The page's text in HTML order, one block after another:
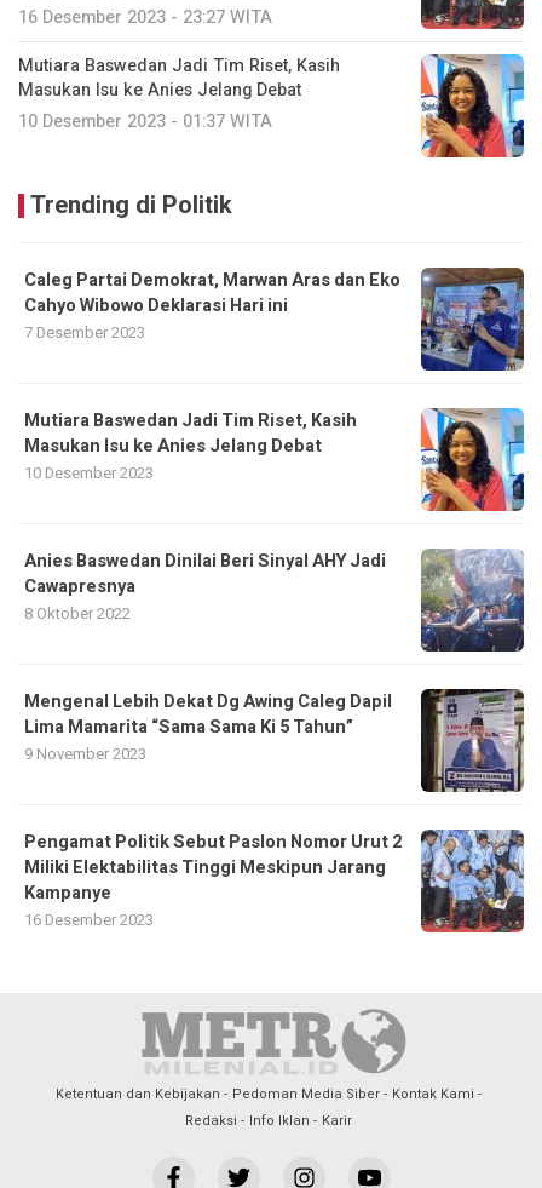
16 Desember 2023 - 23:27 WITA
Mutiara Baswedan Jadi Tim Riset, Kasih
Masukan Isu ke Anies Jelang Debat
10 Desember 2023 - 01:37 WITA
Trending di Politik
Caleg Partai Demokrat, Marwan Aras dan Eko
Cahyo Wibowo Deklarasi Hari ini
7 Desember 2023
Mutiara Baswedan Jadi Tim Riset, Kasih
Masukan Isu ke Anies Jelang Debat
10 Desember 2023
Anies Baswedan Dinilai Beri Sinyal AHY Jadi
Cawapresnya
8 Oktober 2022
Mengenal Lebih Dekat Dg Awing Caleg Dapil
Lima Mamarita “Sama Sama Ki 5 Tahun”
9 November 2023
Pengamat Politik Sebut Paslon Nomor Urut 2
Miliki Elektabilitas Tinggi Meskipun Jarang
Kampanye
16 Desember 2023
Ketentuan dan Kebijakan Pedoman Media Siber
Kontak Kami
Redaksi
Info Iklan Karir